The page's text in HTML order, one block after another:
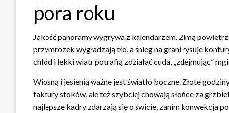
pora roku
Jakość panoramy wygrywa z kalendarzem. Zimą
przymrozek wygładzają tło, a śnieg na grani rysuje
chłód i lekki wiatr potrafią zdziałać cuda, „zdejmując”
Wiosną i jesienią ważne jest światło boczne. Złote
faktury stoków, ale też szybciej chowają słońce za
najlepsze kadry zdarzają się o świcie, zanim konwekcja